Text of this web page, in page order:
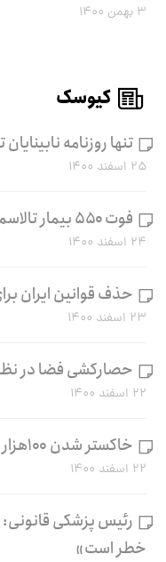
۳ بهمن ۱۴۰۰
کیوسک
تنها روزنامه
۲۵ اسفند ۱۴۰۰
فوت ۵۵۰ بیمار تالاسمی در سه سال اخیر
۲۴ اسفند ۱۴۰۰
حذف قوانین ایران
۲۳ اسفند ۱۴۰۰
حصارکشی فضا در
۲۲ اسفند ۱۴۰۰
خاکستر شدن ۱۰۰هزار هکتار جنگل و مرتع طی ۵ سال
۲۲ اسفند ۱۴۰۰
رئیس پزشکی
خطر است»